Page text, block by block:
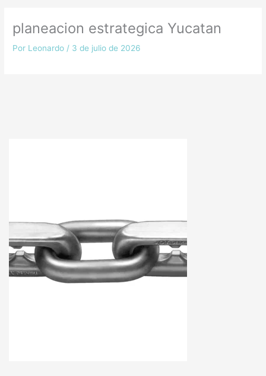
planeacion estrategica Yucatan
Por Leonardo / 3 de julio de 2026